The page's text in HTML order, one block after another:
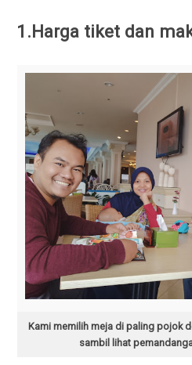
1.Harga tiket dan
Kami memilih meja di paling pojok
sambil lihat